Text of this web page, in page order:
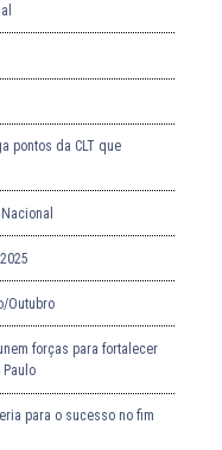
pontos da CLT que
Outubro
forças para fortalecer
para o sucesso no fim